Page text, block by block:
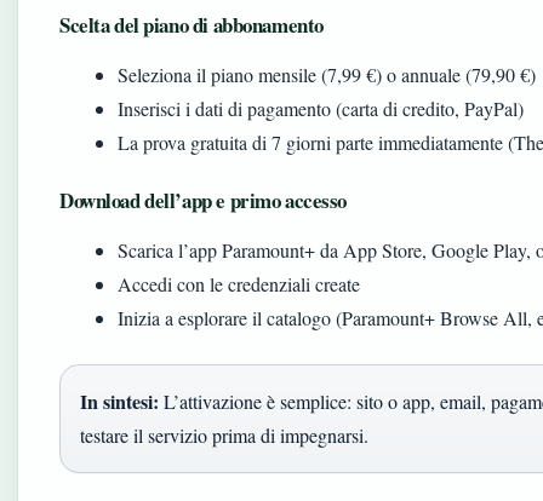
Scelta del piano di abbonamento
Seleziona il piano mensile (7,99 €) o annuale (79,90 €)
Inserisci i dati di pagamento (carta di credito, PayPal)
La prova gratuita di 7 giorni parte immediatamente
Download dell’app e primo accesso
Scarica l’app Paramount+ da App Store, Google
Accedi con le credenziali create
Inizia a esplorare il catalogo (Paramount+ Browse All,
In sintesi: L’attivazione è semplice: sito o app, email,
testare il servizio prima di impegnarsi.